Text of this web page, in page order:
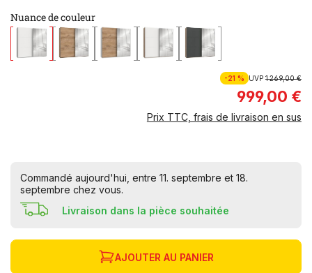
Nuance de couleur
-21 % UVP1 269,00 €
999,00 €
Prix TTC, frais de livraison en sus
Commandé aujourd'hui, entre 11. septembre et 18.
septembre chez vous.
Livraison dans la pièce souhaitée
AJOUTER AU PANIER